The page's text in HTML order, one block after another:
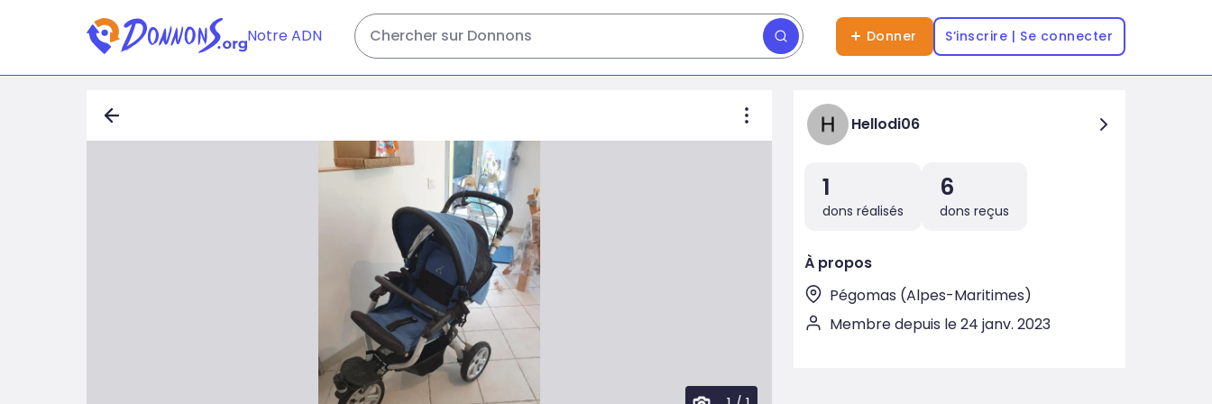
Notre ADN Chercher sur Donnons Donner S’inscrire | Se connecter
Hellodi06
1
dons réalisés
6
dons reçus
À propos
Pégomas (Alpes-Maritimes)
Membre depuis le 24 janv. 2023